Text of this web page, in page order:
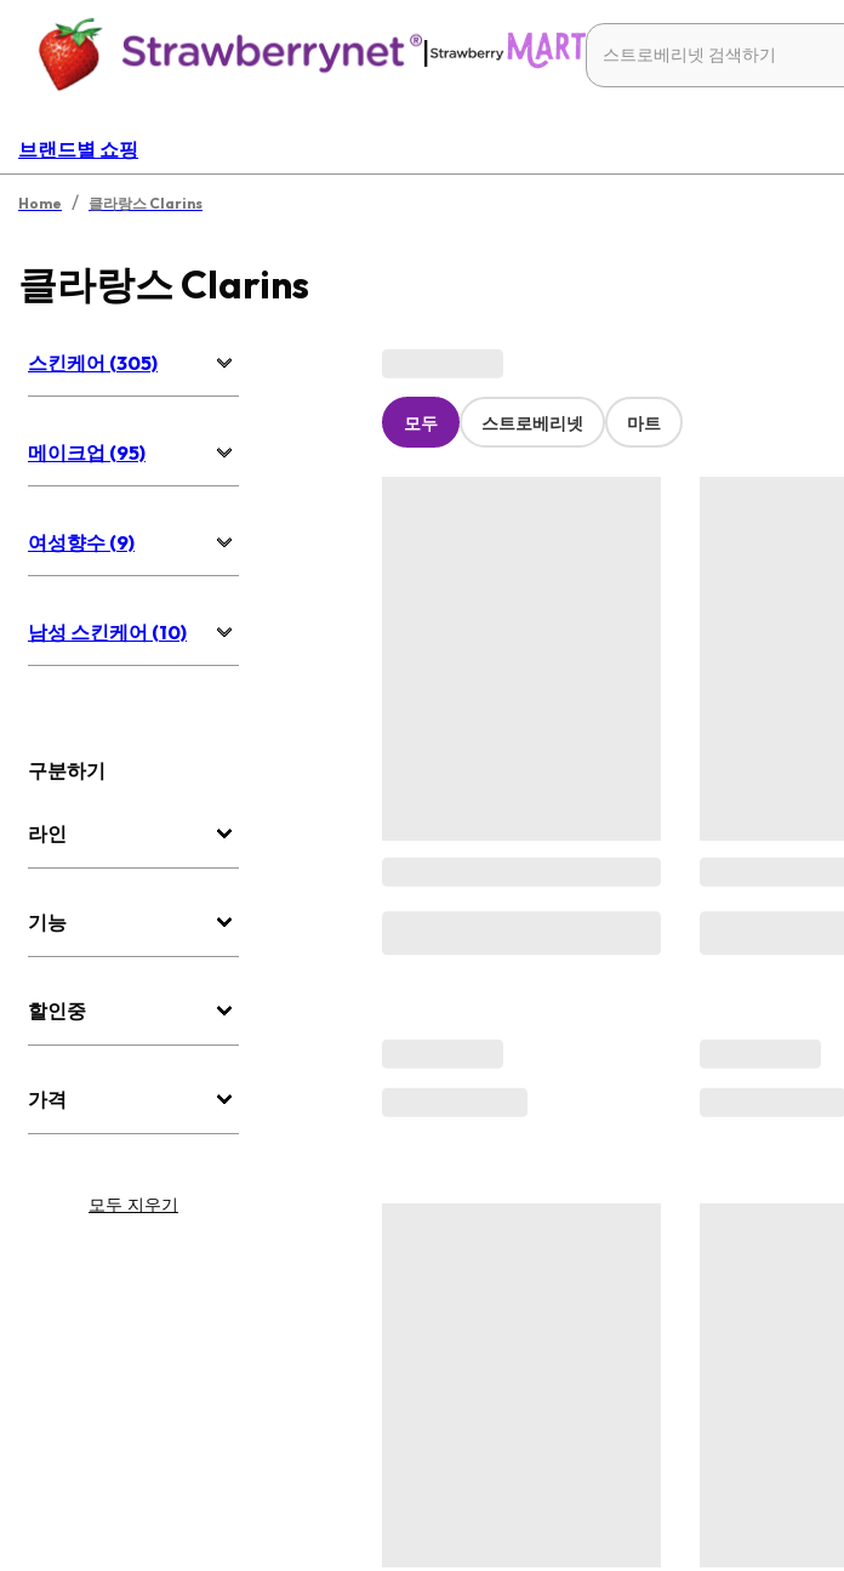
|
브랜드별 쇼핑
Home / 클라랑스 Clarins
클라랑스 Clarins
스킨케어 (305)
메이크업 (95)
여성향수 (9)
남성 스킨케어 (10)
구분하기
라인
기능
할인중
가격
모두 지우기
모두 스트로베리넷 마트